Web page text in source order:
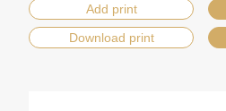
Add print
Download print